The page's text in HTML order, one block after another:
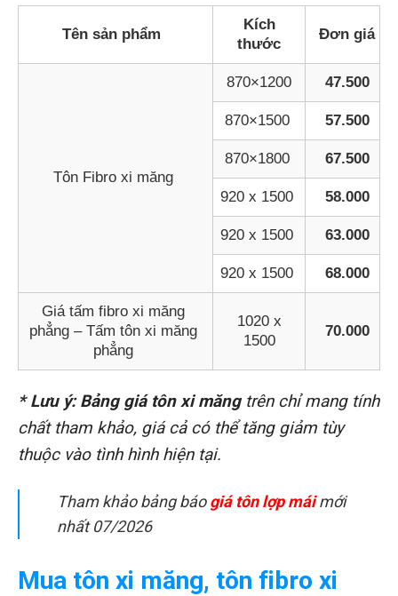
Tên sản phẩm
Kích
thước
Đơn giá
Tôn Fibro xi măng
870×1200 47.500
870×1500 57.500
870×1800 67.500
920 x 1500 58.000
920 x 1500 63.000
920 x 1500 68.000
Giá tấm fibro xi măng
phẳng – Tấm tôn xi măng
phẳng
1020 x
1500
70.000
* Lưu ý: Bảng giá tôn xi măngtrên chỉ mang tính
chất tham khảo, giá cả có thể tăng giảm tùy
thuộc vào tình hình hiện tại.
Tham khảo bảng báogiá tôn lợp máimới
nhất 07/2026
Mua tôn xi măng, tôn fibro xi